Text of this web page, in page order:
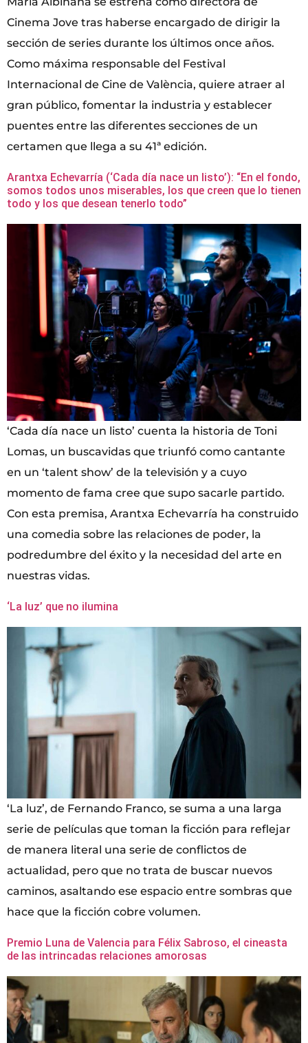
Cinema Jove tras haberse encargado de dirigir la
sección de series durante los últimos once años.
Como máxima responsable del Festival
Internacional de Cine de València, quiere atraer al
gran público, fomentar la industria y establecer
puentes entre las diferentes secciones de un
certamen que llega a su 41ª edición.
Arantxa Echevarría (‘Cada día nace un listo’): “En el fondo,
somos todos unos miserables, los que creen que lo tienen
todo y los que desean tenerlo todo”
‘Cada día nace un listo’ cuenta la historia de Toni
Lomas, un buscavidas que triunfó como cantante
en un ‘talent show’ de la televisión y a cuyo
momento de fama cree que supo sacarle partido.
Con esta premisa, Arantxa Echevarría ha construido
una comedia sobre las relaciones de poder, la
podredumbre del éxito y la necesidad del arte en
nuestras vidas.
‘La luz’ que no ilumina
‘La luz’, de Fernando Franco, se suma a una larga
serie de películas que toman la ficción para reflejar
de manera literal una serie de conflictos de
actualidad, pero que no trata de buscar nuevos
caminos, asaltando ese espacio entre sombras que
hace que la ficción cobre volumen.
Premio Luna de Valencia para Félix Sabroso, el cineasta
de las intrincadas relaciones amorosas